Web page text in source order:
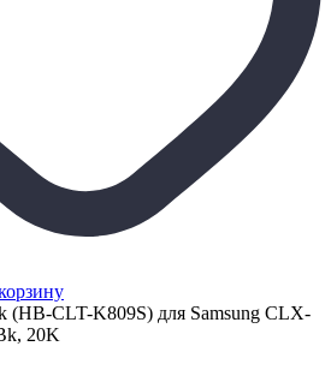
(HB-CLT-K809S) для Samsung CLX-
20K